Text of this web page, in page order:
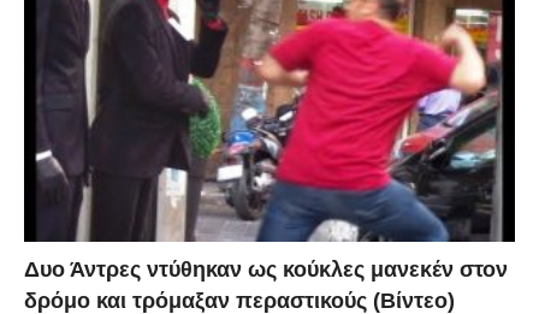
Δυο Άντρες ντύθηκαν ως κούκλες μανεκέν στον
δρόμο και τρόμαξαν περαστικούς (Βίντεο)